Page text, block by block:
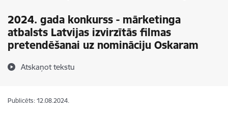
2024. gada konkurss - mārketinga
atbalsts Latvijas izvirzītās filmas
pretendēšanai uz nomināciju Oskaram
Atskaņot tekstu
Publicēts: 12.08.2024.